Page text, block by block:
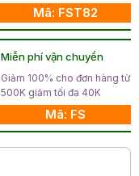
Mã: FST82
Miễn phí vận chuyển
Giảm 100% cho đơn hàng từ
500K giảm tối đa 40K
Mã: FS